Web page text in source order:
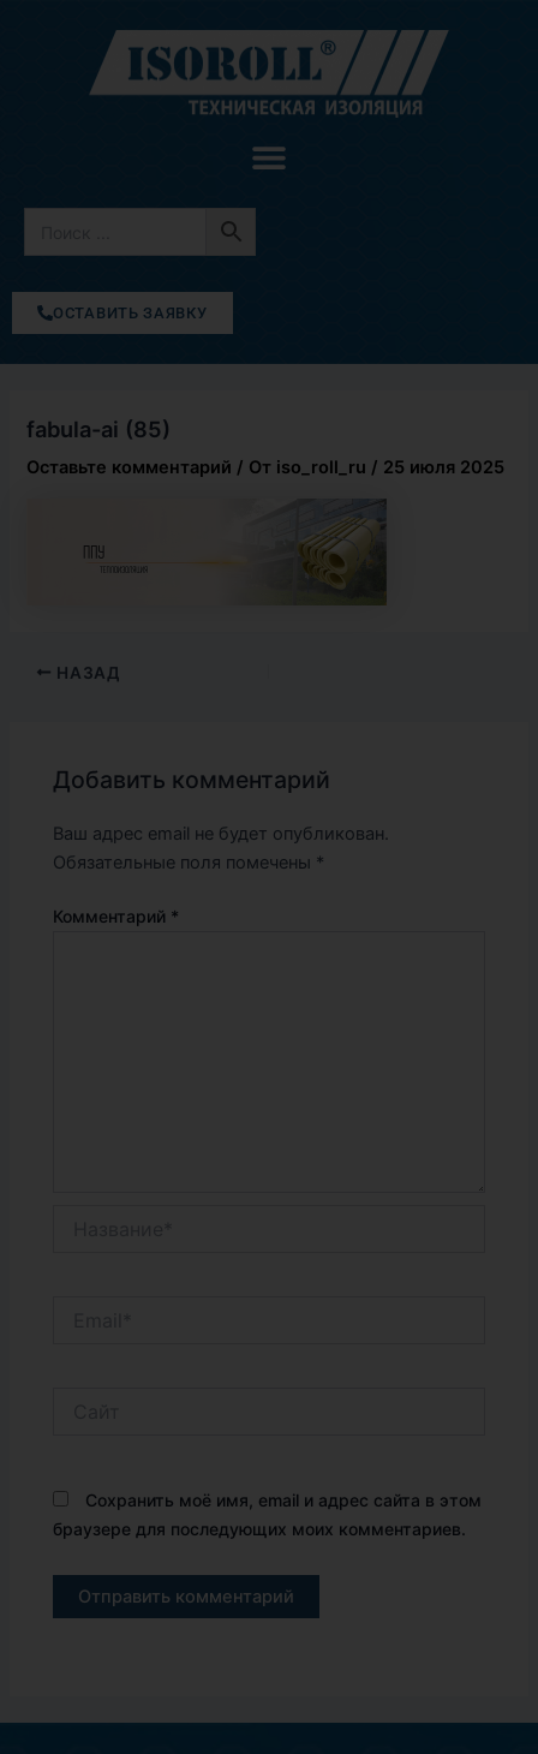
содержимому
ОСТАВИТЬ ЗАЯВКУ
fabula-ai (85)
Оставьте комментарий / От iso_roll_ru / 25 июля 2025
НАЗАД
Добавить комментарий
Ваш адрес email не будет опубликован.
Обязательные поля помечены *
Комментарий *
Сохранить моё имя, email и адрес сайта в этом
браузере для последующих моих комментариев.